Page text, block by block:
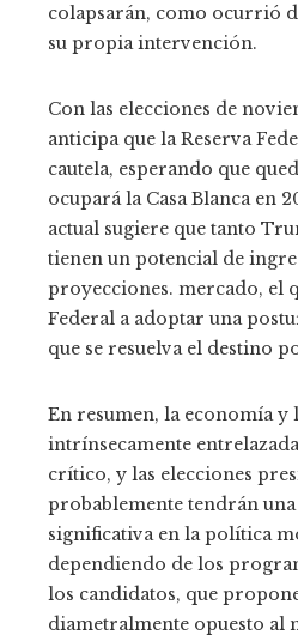
colapsarán, como ocurrió
su propia intervención.
Con las elecciones de
anticipa que la Reserva
cautela, esperando que
ocupará la Casa Blanca en
actual sugiere que tanto
tienen un potencial de
proyecciones. mercado, el
Federal a adoptar una
que se resuelva el destino
En resumen, la economía y
intrínsecamente
crítico, y las elecciones
probablemente tendrán
significativa en la política
dependiendo de los
los candidatos, que
diametralmente opuesto al